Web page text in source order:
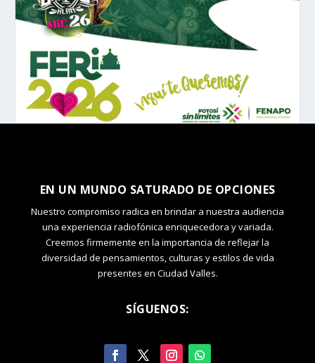
EN UN MUNDO SATURADO DE OPCIONES
Nuestro compromiso radica en brindar a nuestra audiencia
una experiencia radiofónica enriquecedora y variada.
Creemos firmemente en la importancia de reflejar la
diversidad de pensamientos, culturas y estilos de vida
presentes en Ciudad Valles.
SÍGUENOS: